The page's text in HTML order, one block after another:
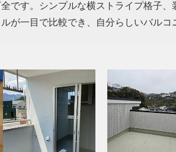
です。シンプルな横ストライプ格子
が一目で比較でき、自分らしいバルコ